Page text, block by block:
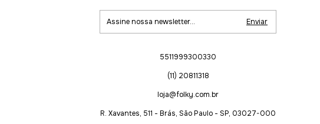
5511999300330
(11) 20811318
loja@folky.com.br
R. Xavantes, 511 - Brás, São Paulo - SP, 03027-000